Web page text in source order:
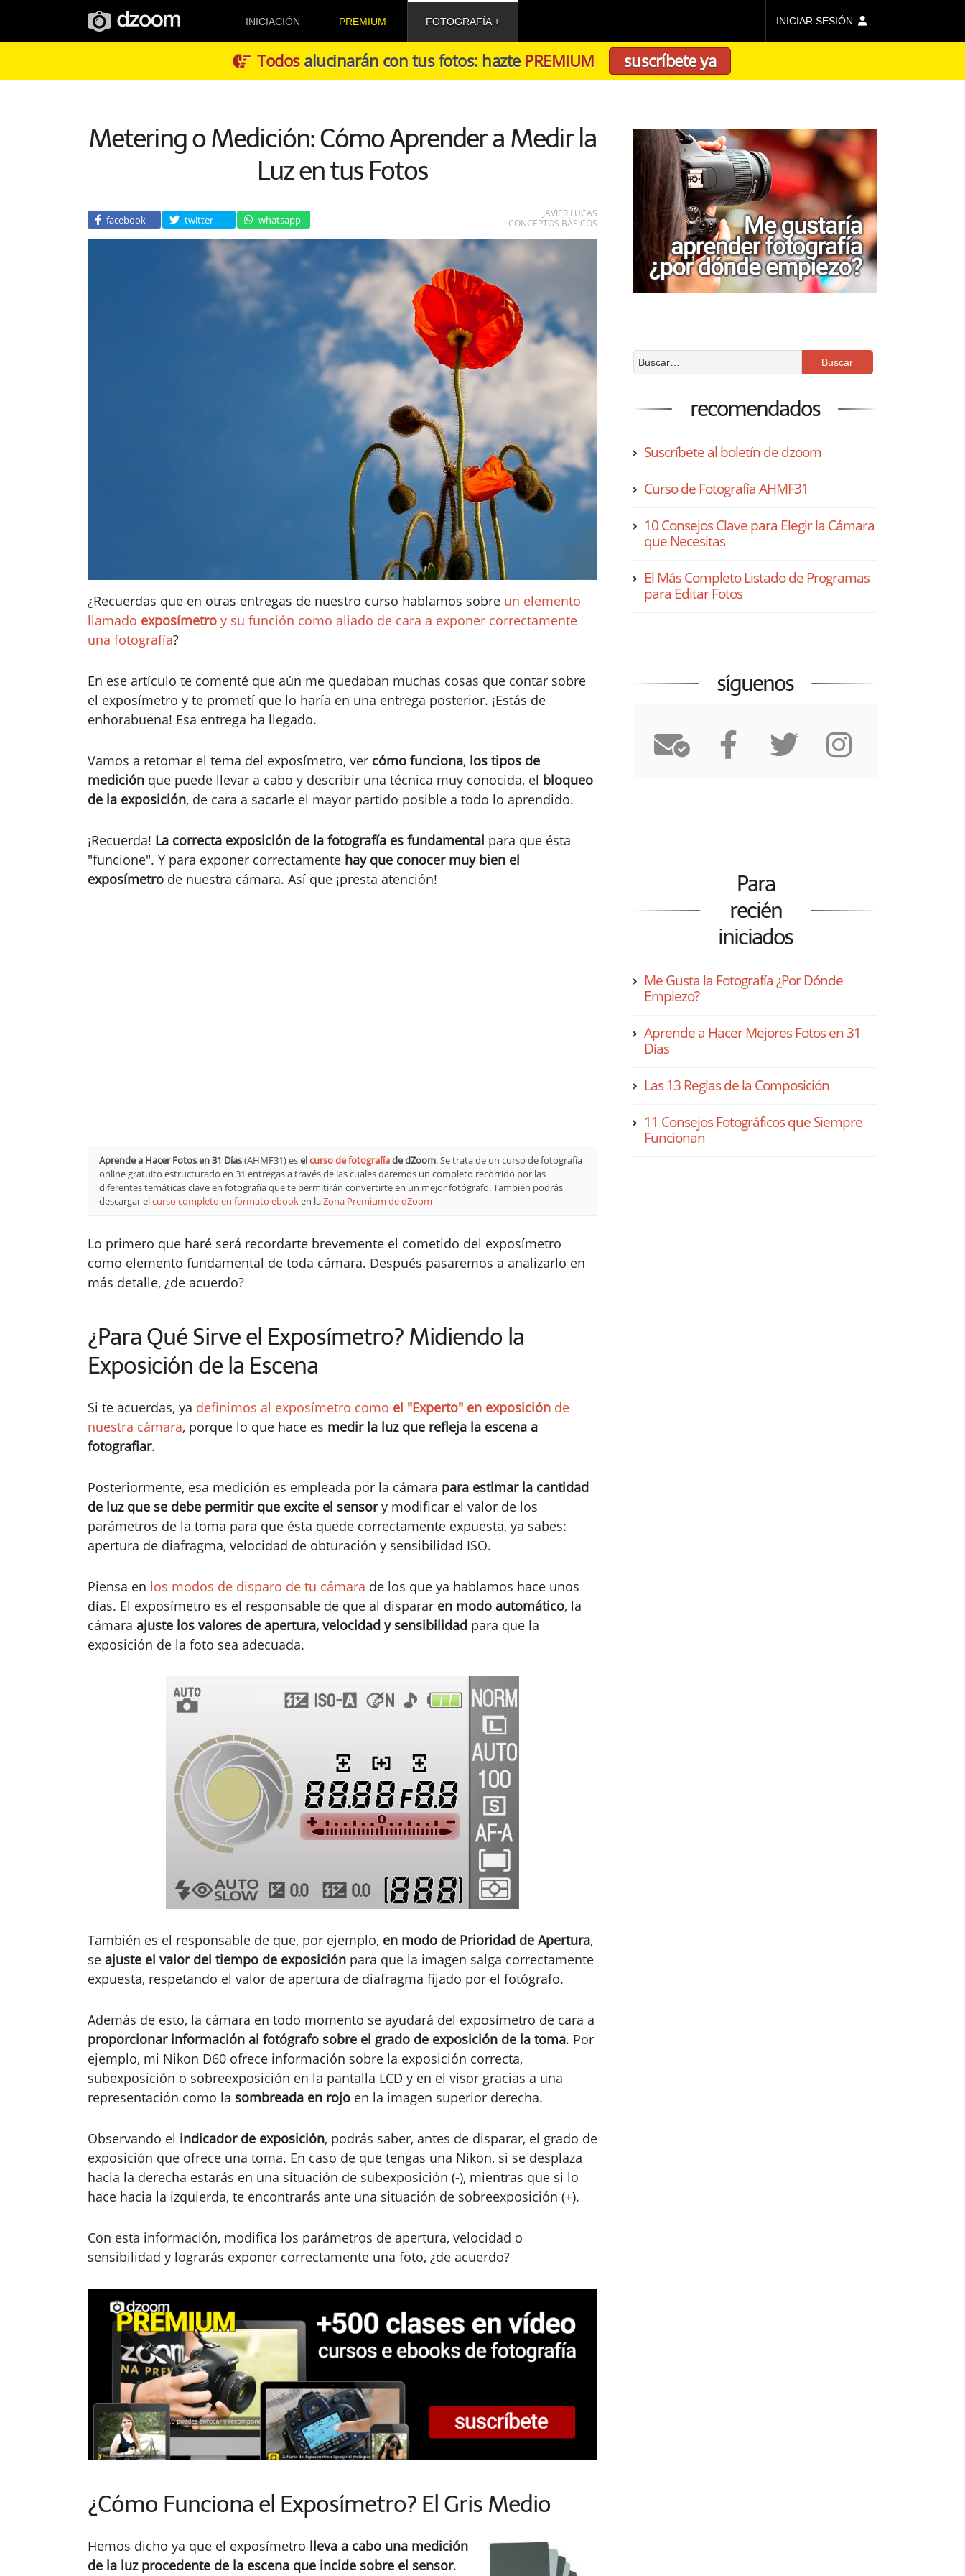
INICIACIÓN PREMIUM FOTOGRAFÍA INICIAR SESIÓN
Todosalucinarán con tus fotos: hazte PREMIUM suscríbete ya
Metering o Medición: Cómo Aprender a Medir la
Luz en tus Fotos
facebook twitter whatsapp
JAVIER LUCAS
CONCEPTOS BÁSICOS
¿Recuerdas que en otras entregas de nuestro curso hablamos sobre un elemento
llamado exposímetro y su función como aliado de cara a exponer correctamente
una fotografía?
En ese artículo te comenté que aún me quedaban muchas cosas que contar sobre
el exposímetro y te prometí que lo haría en una entrega posterior. ¡Estás de
enhorabuena! Esa entrega ha llegado.
Vamos a retomar el tema del exposímetro, ver cómo funciona, los tipos de
medición que puede llevar a cabo y describir una técnica muy conocida, el bloqueo
de la exposición, de cara a sacarle el mayor partido posible a todo lo aprendido.
¡Recuerda! La correcta exposición de la fotografía es fundamental para que ésta
"funcione". Y para exponer correctamente hay que conocer muy bien el
exposímetro de nuestra cámara. Así que ¡presta atención!
Aprende a Hacer Fotos en 31 Días(AHMF31) eselcurso de fotografíade dZoom. Se trata de un curso de fotografía
online gratuito estructurado en 31 entregas a través de las cuales daremos un completo recorrido por las
diferentes temáticas clave en fotografía que te permitirán convertirte en un mejor fotógrafo. También podrás
descargar elcurso completo en formato ebooken laZona Premium de dZoom
Lo primero que haré será recordarte brevemente el cometido del exposímetro
como elemento fundamental de toda cámara. Después pasaremos a analizarlo en
más detalle, ¿de acuerdo?
¿Para Qué Sirve el Exposímetro? Midiendo la
Exposición de la Escena
Si te acuerdas, ya definimos al exposímetro como el "Experto" en exposición de
nuestra cámara, porque lo que hace es medir la luz que refleja la escena a
fotografiar.
Posteriormente, esa medición es empleada por la cámara para estimar la cantidad
de luz que se debe permitir que excite el sensory modificar el valor de los
parámetros de la toma para que ésta quede correctamente expuesta, ya sabes:
apertura de diafragma, velocidad de obturación y sensibilidad ISO.
Piensa en los modos de disparo de tu cámara de los que ya hablamos hace unos
días. El exposímetro es el responsable de que al disparar en modo automático, la
cámara ajuste los valores de apertura, velocidad y sensibilidad para que la
exposición de la foto sea adecuada.
También es el responsable de que, por ejemplo, en modo de Prioridad de Apertura,
se ajuste el valor del tiempo de exposición para que la imagen salga correctamente
expuesta, respetando el valor de apertura de diafragma fijado por el fotógrafo.
Además de esto, la cámara en todo momento se ayudará del exposímetro de cara a
proporcionar información al fotógrafo sobre el grado de exposición de la toma. Por
ejemplo, mi Nikon D60 ofrece información sobre la exposición correcta,
subexposición o sobreexposición en la pantalla LCD y en el visor gracias a una
representación como la sombreada en rojo en la imagen superior derecha.
Observando el indicador de exposición, podrás saber, antes de disparar, el grado de
exposición que ofrece una toma. En caso de que tengas una Nikon, si se desplaza
hacia la derecha estarás en una situación de subexposición (-), mientras que si lo
hace hacia la izquierda, te encontrarás ante una situación de sobreexposición (+).
Con esta información, modifica los parámetros de apertura, velocidad o
sensibilidad y lograrás exponer correctamente una foto, ¿de acuerdo?
¿Cómo Funciona el Exposímetro? El Gris Medio
Hemos dicho ya que el exposímetro lleva a cabo una medición
de la luz procedente de la escena que incide sobre el sensor.
recomendados
Suscríbete al boletín de dzoom
Curso de Fotografía AHMF31
10 Consejos Clave para Elegir la Cámara
que Necesitas
El Más Completo Listado de Programas
para Editar Fotos
síguenos
Para
recién
iniciados
Me Gusta la Fotografía ¿Por Dónde
Empiezo?
Aprende a Hacer Mejores Fotos en 31
Días
Las 13 Reglas de la Composición
11 Consejos Fotográficos que Siempre
Funcionan